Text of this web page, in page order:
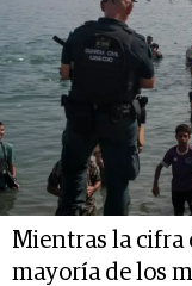
Mientras la cifra
mayoría de los